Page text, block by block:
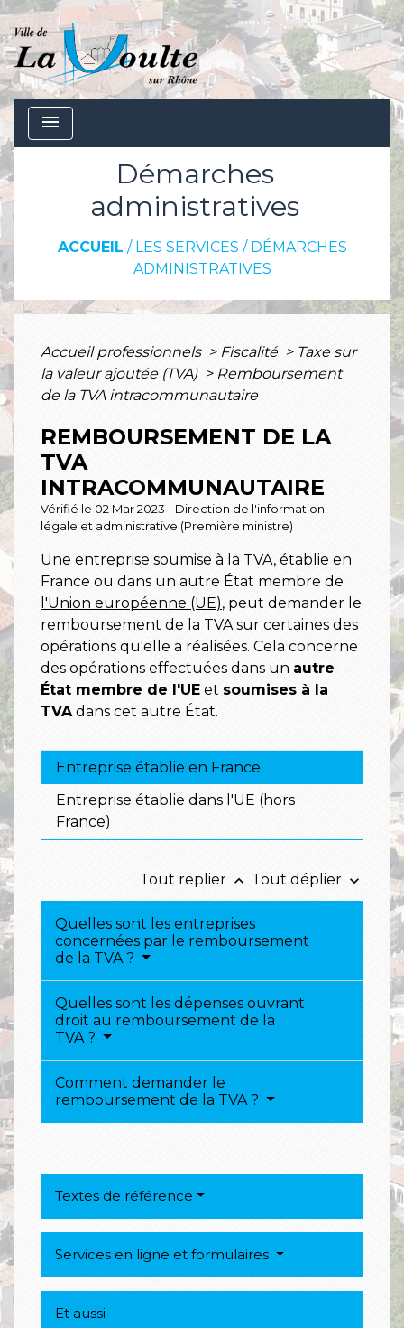
menu
Démarches
administratives
ACCUEIL / LES SERVICES / DÉMARCHES
ADMINISTRATIVES
Accueil professionnels > Fiscalité > Taxe sur
la valeur ajoutée (TVA) > Remboursement
de la TVA intracommunautaire
REMBOURSEMENT DE LA
TVA
INTRACOMMUNAUTAIRE
Vérifié le 02 Mar 2023 - Direction de l'information
légale et administrative (Première ministre)
Une entreprise soumise à la TVA, établie en
France ou dans un autre État membre de
l'Union européenne (UE), peut demander le
remboursement de la TVA sur certaines des
opérations qu'elle a réalisées. Cela concerne
des opérations effectuées dans un autre
État membre de l'UE et soumises à la
TVAdans cet autre État.
Entreprise établie en France
Entreprise établie dans l'UE (hors
France)
Tout replier keyboard_arrow_up Tout déplier keyboard_arrow_down
Quelles sont les entreprises
concernées par le remboursement
de la TVA ?
Quelles sont les dépenses ouvrant
droit au remboursement de la
TVA ?
Comment demander le
remboursement de la TVA ?
Textes de référence
Services en ligne et formulaires
Et aussi